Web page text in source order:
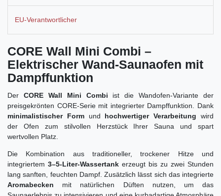
EU-Verantwortlicher
CORE Wall Mini Combi –
Elektrischer Wand-Saunaofen mit
Dampffunktion
Der CORE Wall Mini Combi ist die Wandofen-Variante der
preisgekrönten CORE-Serie mit integrierter Dampffunktion. Dank
minimalistischer Formund hochwertiger Verarbeitung wird
der Ofen zum stilvollen Herzstück Ihrer Sauna und spart
wertvollen Platz.
Die Kombination aus traditioneller, trockener Hitze und
integriertem 3–5-Liter-Wassertank erzeugt bis zu zwei Stunden
lang sanften, feuchten Dampf. Zusätzlich lässt sich das integrierte
Aromabecken mit natürlichen Düften nutzen, um das